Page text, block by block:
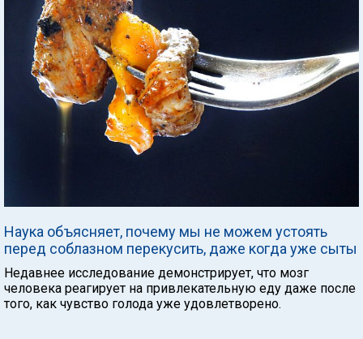
Наука объясняет, почему мы не можем устоять
перед соблазном перекусить, даже когда уже сыты
Недавнее исследование демонстрирует, что мозг
человека реагирует на привлекательную еду даже после
того, как чувство голода уже удовлетворено.